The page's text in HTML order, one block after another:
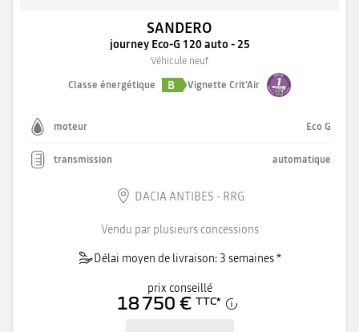
SANDERO
journey Eco-G 120 auto - 25
Véhicule neuf
Classe énergétique
B Vignette Crit'Air
moteur Eco G
transmission automatique
DACIA ANTIBES - RRG
Vendu par plusieurs concessions
Délai moyen de livraison: 3 semaines *
prix conseillé
18 750 € TTC*